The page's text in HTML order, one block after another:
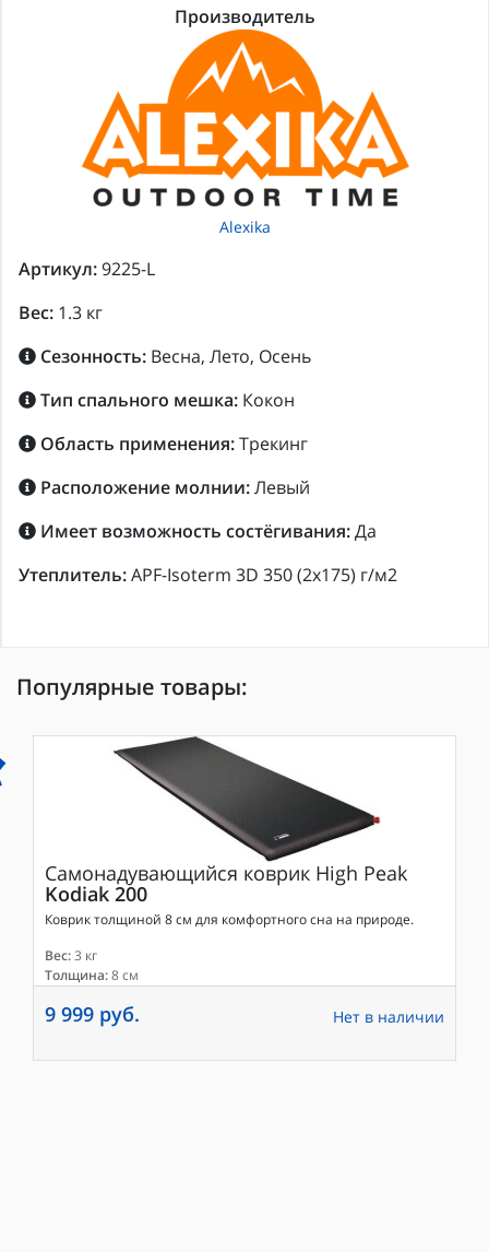
Производитель
Alexika
Артикул:9225-L
Вес: 1.3 кг
Сезонность: Весна, Лето, Осень
Тип спального мешка: Кокон
Область применения:Трекинг
Расположение молнии:Левый
Имеет возможность состёгивания:Да
Утеплитель:APF-Isoterm 3D 350 (2x175) г/м2
Популярные товары:
Самонадувающийся коврик High Peak
Kodiak 200
Коврик толщиной 8 см для комфортного сна на природе.
Вес:3 кг
Толщина:8 см
9 999 руб. Нет в наличии